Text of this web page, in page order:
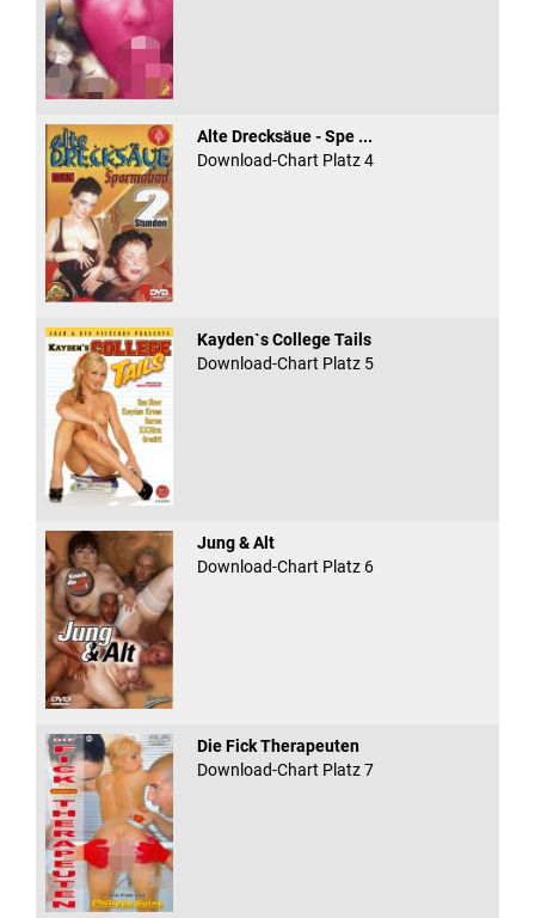
Alte Drecksäue - Spe ...
Download-Chart Platz 4
Kayden`s College Tails
Download-Chart Platz 5
Jung & Alt
Download-Chart Platz 6
Die Fick Therapeuten
Download-Chart Platz 7